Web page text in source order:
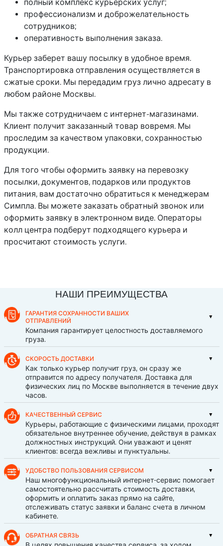
полный комплекс курьерских услуг;
профессионализм и доброжелательность
сотрудников;
оперативность выполнения заказа.
Курьер заберет вашу посылку в удобное время.
Транспортировка отправления осуществляется в
сжатые сроки. Мы передадим груз лично адресату в
любом районе Москвы.
Мы также сотрудничаем с интернет-магазинами.
Клиент получит заказанный товар вовремя. Мы
проследим за качеством упаковки, сохранностью
продукции.
Для того чтобы оформить заявку на перевозку
посылки, документов, подарков или продуктов
питания, вам достаточно обратиться к менеджерам
Симпла. Вы можете заказать обратный звонок или
оформить заявку в электронном виде. Операторы
колл центра подберут подходящего курьера и
просчитают стоимость услуги.
НАШИ ПРЕИМУЩЕСТВА
ГАРАНТИЯ СОХРАННОСТИ ВАШИХ
ОТПРАВЛЕНИЙ
Компания гарантирует целостность доставляемого
груза.
СКОРОСТЬ ДОСТАВКИ
Как только курьер получит груз, он сразу же
отправится по адресу получателя. Доставка для
физических лиц по Москве выполняется в течение двух
часов.
КАЧЕСТВЕННЫЙ СЕРВИС
Курьеры, работающие с физическими лицами, проходят
обязательное внутреннее обучение, действуя в рамках
должностных инструкций. Они уважают и ценят
клиентов: всегда вежливы и пунктуальны.
УДОБСТВО ПОЛЬЗОВАНИЯ СЕРВИСОМ
Наш многофункциональный интернет-сервис помогает
самостоятельно рассчитать стоимость доставки,
оформить и оплатить заказ прямо на сайте,
отслеживать статус заявки и баланс счета в личном
кабинете.
ОБРАТНАЯ СВЯЗЬ